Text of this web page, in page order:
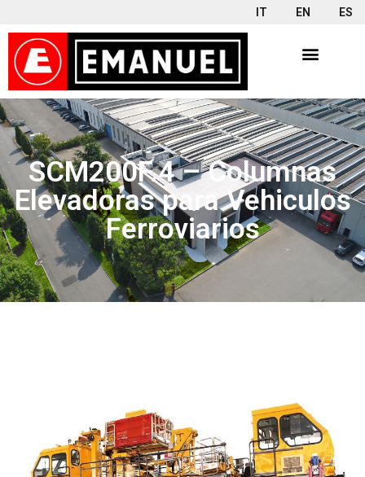
IT EN ES
SCM200F.4 – Columnas
Elevadoras para Vehiculos
Ferroviarios